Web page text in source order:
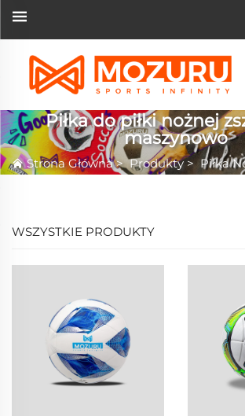
Piłka do piłki nożnej
maszynowo
Strona Główna>Produkty> Piłka
WSZYSTKIE PRODUKTY